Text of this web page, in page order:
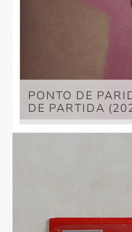
PONTO DE
DE PARTIDA